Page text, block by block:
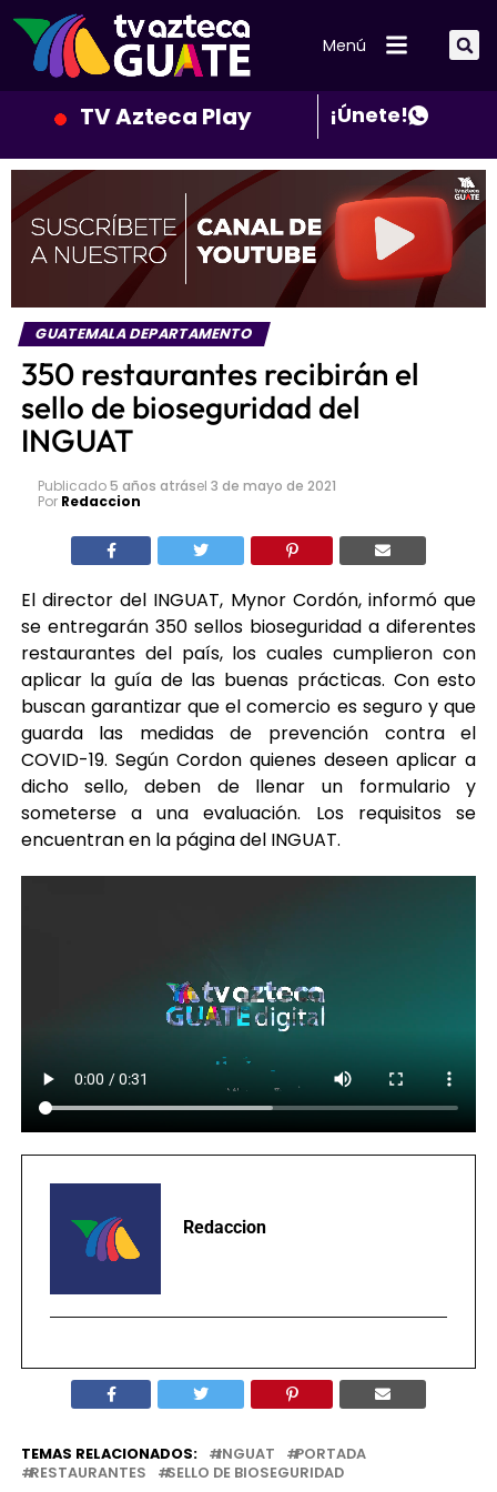
Menú
TV Azteca Play ¡Únete!
GUATEMALA DEPARTAMENTO
350 restaurantes recibirán el
sello de bioseguridad del
INGUAT
Publicado5 años atrásel 3 de mayo de 2021
Por Redaccion
El director del INGUAT, Mynor Cordón, informó que
se entregarán 350 sellos bioseguridad a diferentes
restaurantes del país, los cuales cumplieron con
aplicar la guía de las buenas prácticas. Con esto
buscan garantizar que el comercio es seguro y que
guarda las medidas de prevención contra el
COVID-19. Según Cordon quienes deseen aplicar a
dicho sello, deben de llenar un formulario y
someterse a una evaluación. Los requisitos se
encuentran en la página del INGUAT.
Redaccion
TEMAS RELACIONADOS: INGUAT
PORTADA
RESTAURANTES
SELLO DE BIOSEGURIDAD